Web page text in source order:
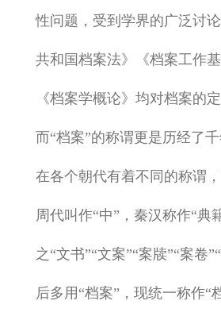
性问题，受到学界的广泛讨
共和国档案法》《档案工作
《档案学概论》均对档案的
而“档案”的称谓更是历经了
在各个朝代有着不同的称谓，
周代叫作“中”，秦汉称作“典
之“文书”“文案”“案牍”“案卷
后多用“档案”，现统一称作“